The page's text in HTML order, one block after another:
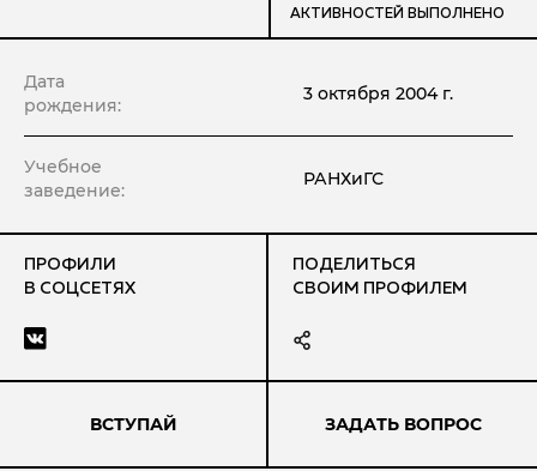
АКТИВНОСТЕЙ ВЫПОЛНЕНО
Дата
рождения:
3 октября 2004 г.
Учебное
заведение:
РАНХиГС
ПРОФИЛИ
В СОЦСЕТЯХ
ПОДЕЛИТЬСЯ
СВОИМ ПРОФИЛЕМ
ВСТУПАЙ ЗАДАТЬ ВОПРОС